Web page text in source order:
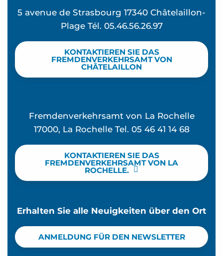
5 avenue de Strasbourg 17340 Châtelaillon-
Plage Tél. 05.46.56.26.97
KONTAKTIEREN SIE DAS
FREMDENVERKEHRSAMT VON
CHÂTELAILLON
Fremdenverkehrsamt von La Rochelle
17000, La Rochelle Tel. 05 46 41 14 68
KONTAKTIEREN SIE DAS
FREMDENVERKEHRSAMT VON LA
ROCHELLE.
Erhalten Sie alle Neuigkeiten über den Ort
ANMELDUNG FÜR DEN NEWSLETTER